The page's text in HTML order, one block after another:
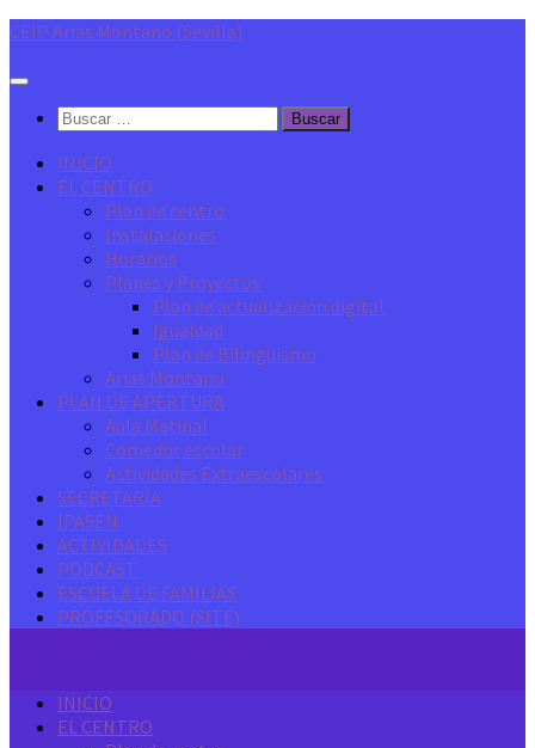
Saltar
contenido
CEIP Arias Montano (Sevilla)
Buscar:
INICIO
EL CENTRO
Plan de centro
Instalaciones
Horarios
Planes y Proyectos
Plan de actualización digital
Igualdad
Plan de Bilingüismo
Arias Montano
PLAN DE APERTURA
Aula Matinal
Comedor escolar
Actividades Extraescolares
SECRETARÍA
IPASEN
ACTIVIDADES
PODCAST
ESCUELA DE FAMILIAS
PROFESORADO (SITE)
INICIO
EL CENTRO